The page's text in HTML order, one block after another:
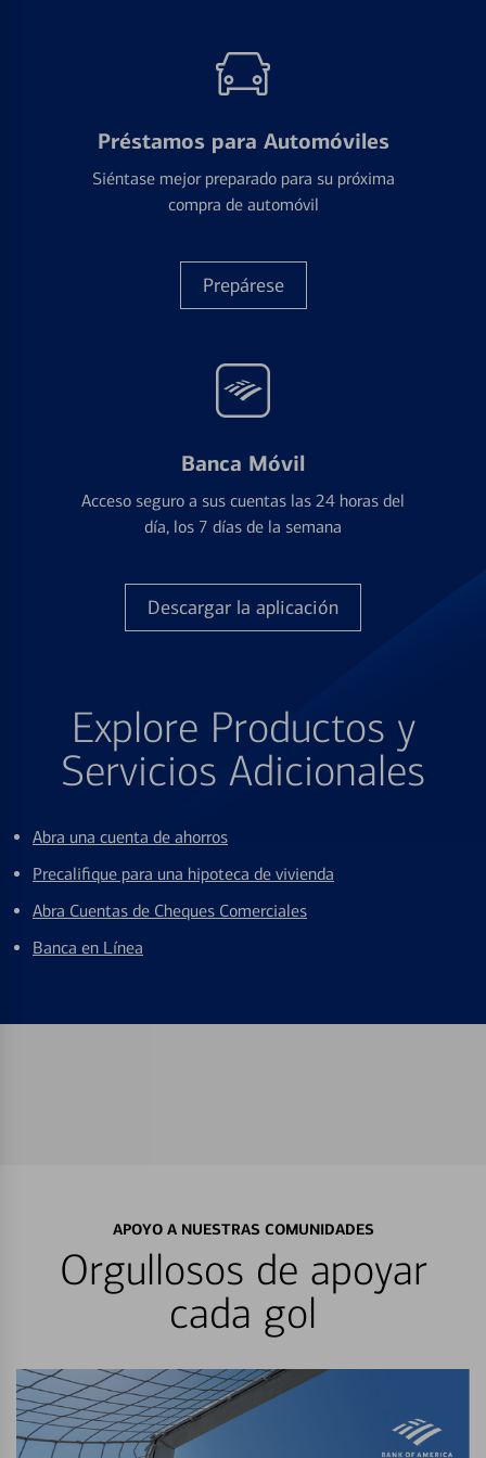
Préstamos para Automóviles
Siéntase mejor preparado para su próxima
compra de automóvil
Prepárese
Banca Móvil
Acceso seguro a sus cuentas las 24 horas del
día, los 7 días de la semana
Descargar la aplicación
Explore Productos y
Servicios Adicionales
Abra una cuenta de ahorros
Precalifique para una hipoteca de vivienda
Abra Cuentas de Cheques Comerciales
Banca en Línea
APOYO A NUESTRAS COMUNIDADES
Orgullosos de apoyar
cada gol